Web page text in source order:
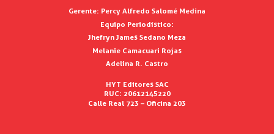
Gerente: Percy Alfredo Salomé Medina
Equipo Periodístico:
Jhefryn James Sedano Meza
Melanie Camacuari Rojas
Adelina R. Castro
HYT Editores SAC
RUC: 20612145220
Calle Real 723 – Oficina 203